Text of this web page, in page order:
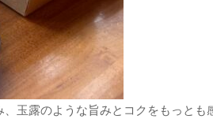
玉露のような旨みとコクをもっとも